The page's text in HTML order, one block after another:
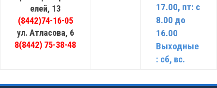
елей, 13
(8442)74-16-05
ул. Атласова, 6
8(8442) 75-38-48
17.00, пт: с
8.00 до
16.00
Выходные
: сб, вс.